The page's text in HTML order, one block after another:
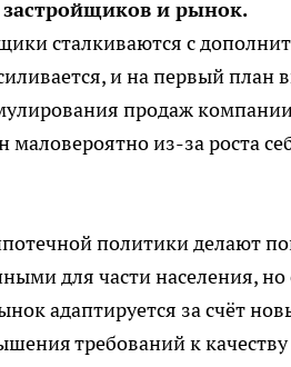
и рынок.
сталкиваются с
и на первый план
продаж компании
маловероятно из-за роста
политики делают
для части населения,
адаптируется за счёт
требований к качеству